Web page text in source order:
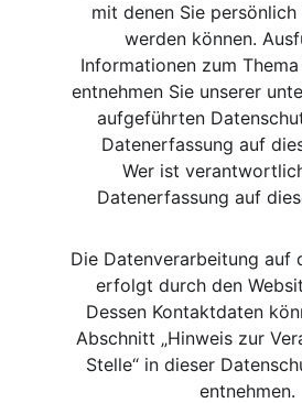
mit denen Sie
werden können.
Informationen zum
entnehmen Sie unserer
aufgeführten
Datenerfassung auf
Wer ist
Datenerfassung auf
Die Datenverarbeitung auf
erfolgt durch den
Dessen Kontaktdaten
Abschnitt „Hinweis zur
Stelle“ in dieser
entnehmen.